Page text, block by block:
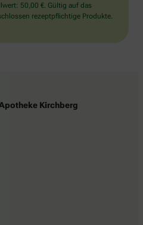
50,00 €. Gültig auf das
rezeptpflichtige Produkte.
Kirchberg